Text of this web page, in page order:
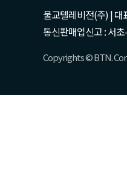
불교텔레비전(주) | 대
통신판매업신고 : 서
Copyrights © BTN.